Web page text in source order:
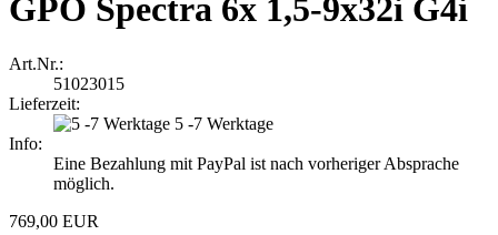
GPO Spectra 6x 1,5-9x32i G4i
Art.Nr.:
51023015
Lieferzeit:
5 -7 Werktage
Info:
Eine Bezahlung mit PayPal ist nach vorheriger Absprache
möglich.
769,00 EUR